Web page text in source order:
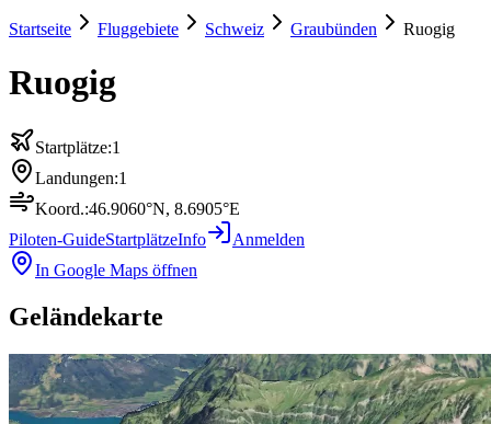
Startseite Fluggebiete Schweiz Graubünden Ruogig
Ruogig
Startplätze:1
Landungen:1
Koord.:46.9060°N, 8.6905°E
Piloten-GuideStartplätzeInfo
Anmelden
In Google Maps öffnen
Geländekarte